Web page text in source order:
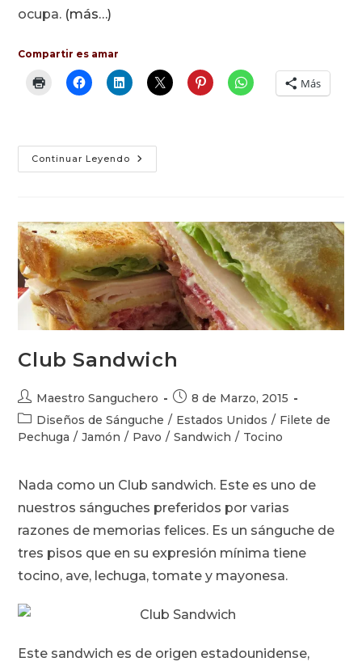
ocupa. (más…)
Compartir es amar
Más
Continuar Leyendo Churrasco
Americano
Club Sandwich
Autor
de
la
entrada:
Maestro Sanguchero
Publicación
de
la
8 de Marzo, 2015
Categoría
de
Diseños de Sánguche / Estados Unidos / Filete de
Pechuga / Jamón / Pavo / Sandwich / Tocino
Nada como un Club sandwich. Este es uno de
nuestros sánguches preferidos por varias
razones de memorias felices. Es un sánguche de
tres pisos que en su expresión mínima tiene
tocino, ave, lechuga, tomate y mayonesa.
Este sandwich es de origen estadounidense,